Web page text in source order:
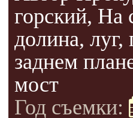
горский, На
долина, луг,
заднем
мост
Год съемки: